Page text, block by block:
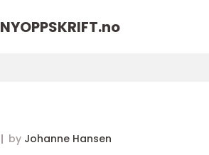
NYOPPSKRIFT.no
by Johanne Hansen